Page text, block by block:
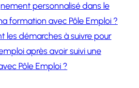
personnalisé dans le
formation avec Pôle Emploi ?
les démarches à suivre pour
après avoir suivi une
Pôle Emploi ?